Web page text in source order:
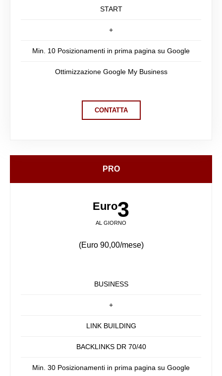
START
+
Min. 10 Posizionamenti in prima pagina su Google
Ottimizzazione Google My Business
CONTATTA
PRO
Euro3
AL GIORNO
(Euro 90,00/mese)
BUSINESS
+
LINK BUILDING
BACKLINKS DR 70/40
Min. 30 Posizionamenti in prima pagina su Google